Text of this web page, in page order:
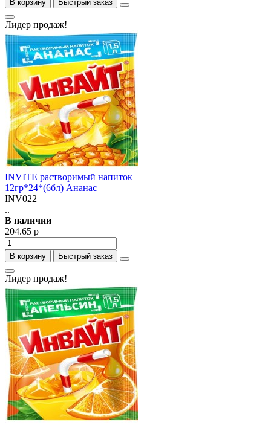
В корзину Быстрый заказ
Лидер продаж!
INVITE растворимый напиток
12гр*24*(6бл) Ананас
INV022
..
В наличии
204.65 р
В корзину Быстрый заказ
Лидер продаж!